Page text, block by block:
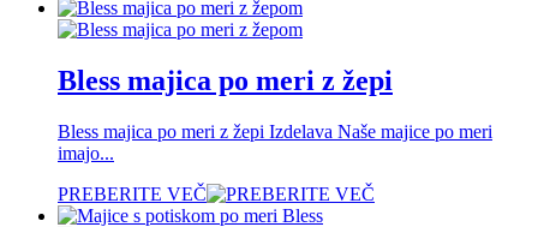
Bless majica po meri z žepi
Bless majica po meri z žepi Izdelava Naše majice po meri
imajo...
PREBERITE VEČ